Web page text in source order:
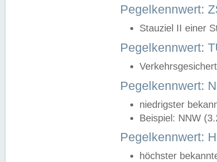
Pegelkennwert:
Stauziel II einer
Pegelkennwert:
Pegelkennwert:
niedrigster
Beispiel: NNW
Pegelkennwert:
höchster